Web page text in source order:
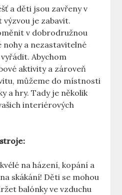
a děti jsou zavřeny v
je zabavit.
v dobrodružnou
nohy a nezastavitelné
Abychom
aktivity a zároveň
můžeme do místnosti
a hry. Tady je několik
interiérových
na házení, kopání a
skákání! Děti se mohou
balónky ve vzduchu